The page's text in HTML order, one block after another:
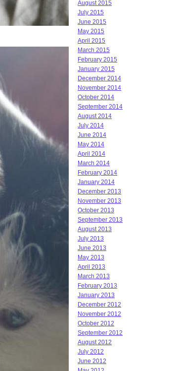
August 2015
July 2015
June 2015
May 2015
April 2015
March 2015
February 2015
January 2015
December 2014
November 2014
October 2014
September 2014
August 2014
July 2014
June 2014
May 2014
April 2014
March 2014
February 2014
January 2014
December 2013
November 2013
October 2013
September 2013
August 2013
July 2013
June 2013
May 2013
April 2013
March 2013
February 2013
January 2013
December 2012
November 2012
October 2012
September 2012
August 2012
July 2012
June 2012